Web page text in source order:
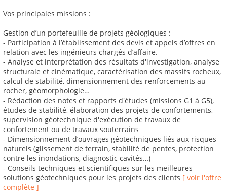
Vos principales missions :
Gestion d’un portefeuille de projets géologiques :
- Participation à l’établissement des devis et appels d’offres en
relation avec les ingénieurs chargés d’affaire.
- Analyse et interprétation des résultats d'investigation, analyse
structurale et cinématique, caractérisation des massifs rocheux,
calcul de stabilité, dimensionnement des renforcements au
rocher, géomorphologie…
- Rédaction des notes et rapports d'études (missions G1 à G5),
études de stabilité, élaboration des projets de confortements,
supervision géotechnique d'exécution de travaux de
confortement ou de travaux souterrains
- Dimensionnement d’ouvrages géotechniques liés aux risques
naturels (glissement de terrain, stabilité de pentes, protection
contre les inondations, diagnostic cavités…)
- Conseils techniques et scientifiques sur les meilleures
solutions géotechniques pour les projets des clients [ voir l'offre
complète ]